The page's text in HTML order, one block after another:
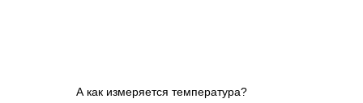
А как измеряется температура?